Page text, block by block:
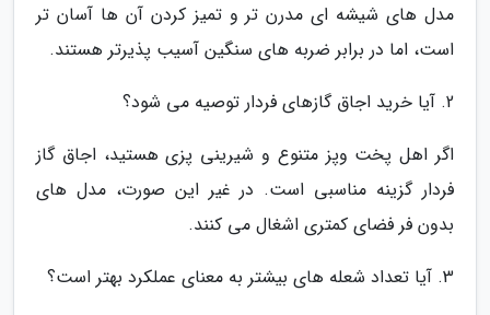
مدل های شیشه ای مدرن تر و تمیز کردن آن ها آسان تر
است، اما در برابر ضربه های سنگین آسیب پذیرتر هستند.
2. آیا خرید اجاق گازهای فردار توصیه می شود؟
اگر اهل پخت وپز متنوع و شیرینی پزی هستید، اجاق گاز
فردار گزینه مناسبی است. در غیر این صورت، مدل های
بدون فر فضای کمتری اشغال می کنند.
3. آیا تعداد شعله های بیشتر به معنای عملکرد بهتر است؟